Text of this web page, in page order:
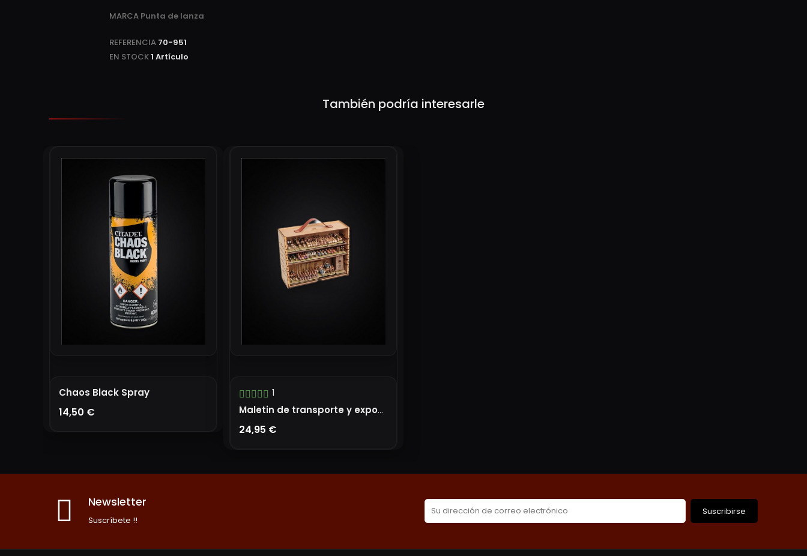
MARCA Punta de lanza
REFERENCIA 70-951
EN STOCK1 Artículo
También podría interesarle
Chaos Black Spray
14,50 €
1
Maletin de transporte y exposición S
24,95 €
Newsletter
Suscríbete !!
Suscribirse